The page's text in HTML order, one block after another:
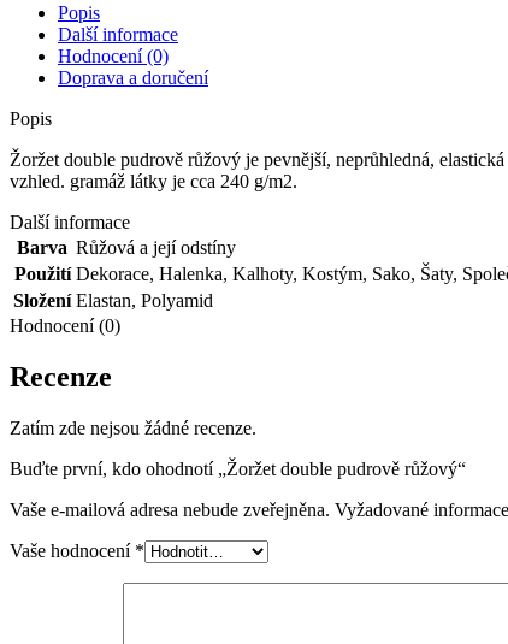
Popis
Další informace
Hodnocení (0)
Doprava a doručení
Popis
Žoržet double pudrově růžový je pevnější, neprůhledná,
vzhled. gramáž látky je cca 240 g/m2.
Další informace
Barva Růžová a její odstíny
Použití Dekorace, Halenka, Kalhoty, Kostým, Sako, Šaty,
Složení Elastan, Polyamid
Hodnocení (0)
Recenze
Zatím zde nejsou žádné recenze.
Buďte první, kdo ohodnotí „Žoržet double pudrově růžový“
Vaše e-mailová adresa nebude zveřejněna. Vyžadované
Vaše hodnocení *